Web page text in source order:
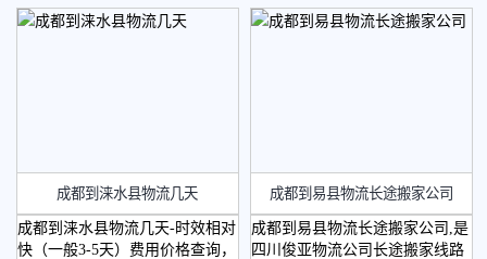
成都到涞水县物流几天
成都到涞水县物流几天-时效相对
快（一般3-5天）费用价格查询，
成都到易县物流长途搬家公司
成都到易县物流长途搬家公司,是
四川俊亚物流公司长途搬家线路